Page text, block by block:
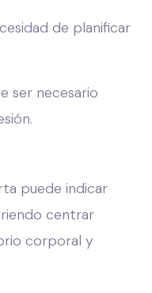
de planificar
ser necesario
puede indicar
centrar
corporal y